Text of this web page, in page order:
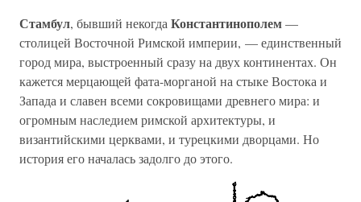
Стамбул, бывший некогда Константинополем—
столицей Восточной Римской империи, — единственный
город мира, выстроенный сразу на двух континентах. Он
кажется мерцающей фата-морганой на стыке Востока и
Запада и славен всеми сокровищами древнего мира: и
огромным наследием римской архитектуры, и
византийскими церквами, и турецкими дворцами. Но
история его началась задолго до этого.